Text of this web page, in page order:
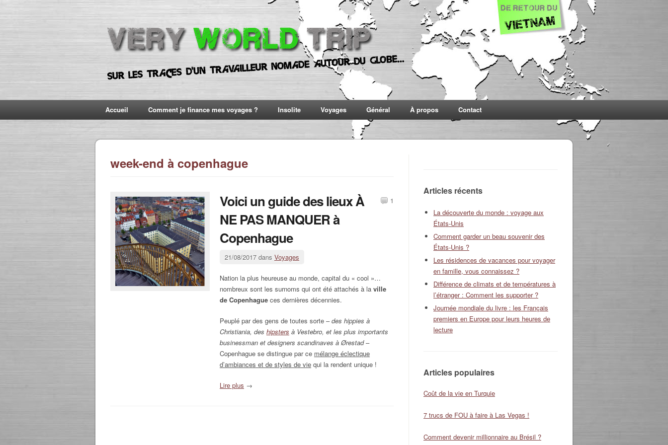
Accueil Comment je finance mes voyages ? Insolite Voyages Général À propos Contact
week-end à copenhague
Voici un guide des lieux À
NE PAS MANQUER à
Copenhague
21/08/2017 dans Voyages
Nation la plus heureuse au monde, capital du « cool »…
nombreux sont les surnoms qui ont été attachés à la ville
de Copenhague ces dernières décennies.
Peuplé par des gens de toutes sorte –des hippies à
Christiania, des hipsters à Vestebro, et les plus importants
businessman et designers scandinaves à Ørestad–
Copenhague se distingue par ce mélange éclectique
d’ambiances et de styles de vie qui la rendent unique !
Lire plus →
1
Articles récents
La découverte du monde : voyage aux
États-Unis
Comment garder un beau souvenir des
États-Unis ?
Les résidences de vacances pour voyager
en famille, vous connaissez ?
Différence de climats et de températures à
l’étranger : Comment les supporter ?
Journée mondiale du livre : les Français
premiers en Europe pour leurs heures de
lecture
Articles populaires
Coût de la vie en Turquie
7 trucs de FOU à faire à Las Vegas !
Comment devenir millionnaire au Brésil ?